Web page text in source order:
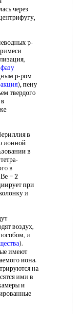
через
р-
р-ром
), пену
твердого
в
ионной
в
тетра-
в
= 2
при
и
воздух,
и
).
имеют
иона.
на
ими в
и